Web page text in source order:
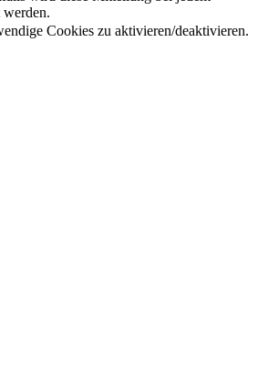
werden.
Cookies zu aktivieren/deaktivieren.